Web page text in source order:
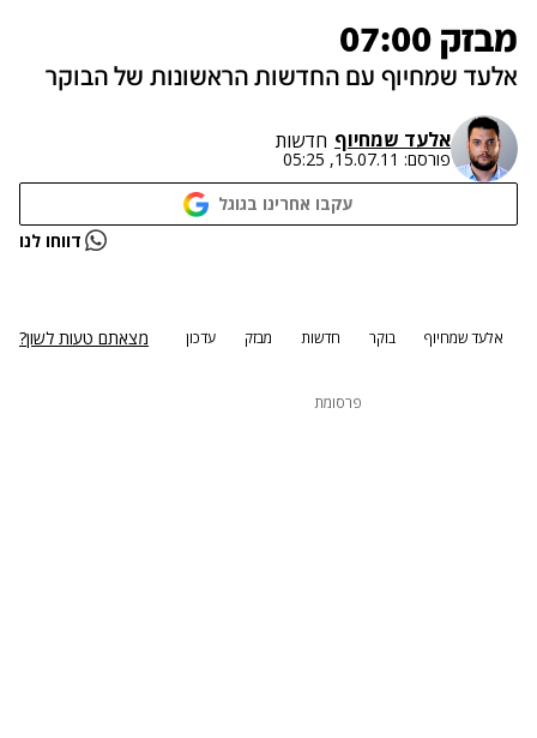
מבזק 07:00
אלעד שמחיוף עם החדשות הראשונות של הבוקר
אלעד שמחיוף חדשות
פורסם: 15.07.11, 05:25
עקבו אחרינו בגוגל
נתקלנו בבעיה דווחו לנו
אלעד שמחיוף בוקר חדשות מבזק עדכון מצאתם טעות לשון?
פרסומת